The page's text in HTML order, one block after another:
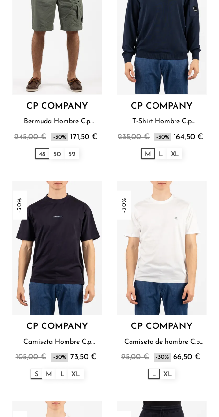
CP COMPANY
Bermuda Hombre C.p
245,00 € -30% 171,50 €
48 50 52
CP COMPANY
T-Shirt Hombre C.p
235,00 € -30% 164,50 €
M L XL
-30%
CP COMPANY
Camiseta Hombre C.p
105,00 € -30% 73,50 €
S M L XL
-30%
CP COMPANY
Camiseta de hombre C.p
95,00 € -30% 66,50 €
L XL